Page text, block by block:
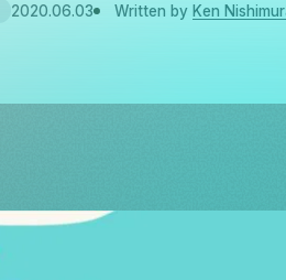
2020.06.03 Written by Ken